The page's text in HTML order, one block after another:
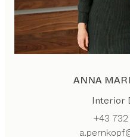
ANNA
Interior
+43